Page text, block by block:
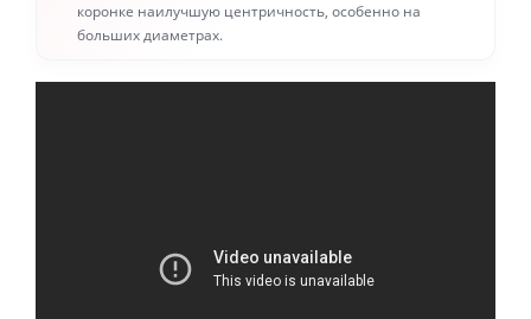
коронке наилучшую центричность, особенно на
больших диаметрах.